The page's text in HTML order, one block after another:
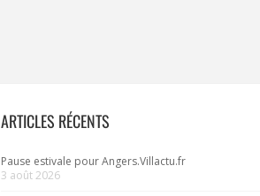
ARTICLES RÉCENTS
Pause estivale pour Angers.Villactu.fr
3 août 2026